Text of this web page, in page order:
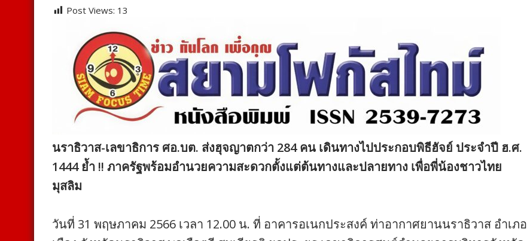
Post Views: 13
นราธิวาส-เลขาธิการ ศอ.บต. ส่งฮุจญาตกว่า 284 คน เดินทางไปประกอบพิธีฮัจย์ ประจําปี ฮ.ศ.
1444 ย้ำ !! ภาครัฐพร้อมอำนวยความสะดวกตั้งแต่ต้นทางและปลายทาง เพื่อพี่น้องชาวไทย
มุสลิม
วันที่ 31 พฤษภาคม 2566 เวลา 12.00 น. ที่ อาคารอเนกประสงค์ ท่าอากาศยานนราธิวาส อำเภอ